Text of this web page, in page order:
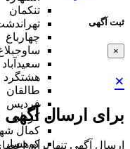
ثبت آگهی
×
×
برای ارسال آگهی
ارسال آگهی تنها برای
تنکمان
چهارباغ
سعیدآباد
هشتگرد
طالقان
فردیس
کردان
کمال
کوهسار